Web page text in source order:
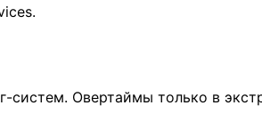
систем. Овертаймы только в